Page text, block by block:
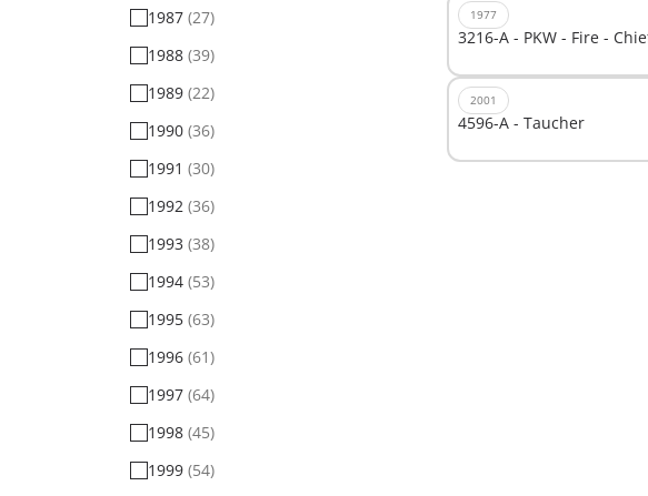
1987 (27)
1988 (39)
1989 (22)
1990 (36)
1991 (30)
1992 (36)
1993 (38)
1994 (53)
1995 (63)
1996 (61)
1997 (64)
1998 (45)
1999 (54)
1977
3216-A - PKW - Fire -
2001
4596-A - Taucher